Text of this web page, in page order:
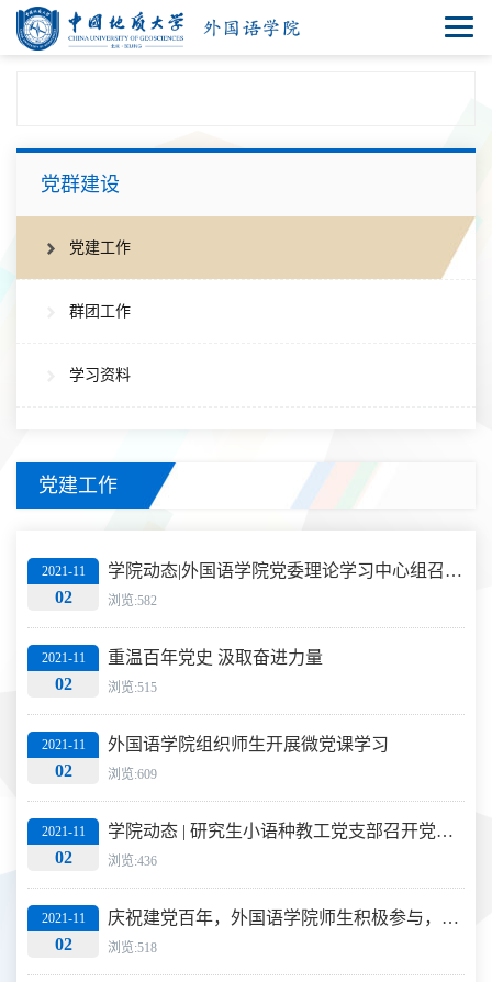
党群建设
党建工作
群团工作
学习资料
党建工作
2021-11
02
学院动态|外国语学院党委理论学习中心组召开专题学习会
浏览:582
2021-11
02
重温百年党史 汲取奋进力量
浏览:515
2021-11
02
外国语学院组织师生开展微党课学习
浏览:609
2021-11
02
学院动态 | 研究生小语种教工党支部召开党史学习教育专题组织生活会
浏览:436
2021-11
02
庆祝建党百年，外国语学院师生积极参与，全情付出
浏览:518